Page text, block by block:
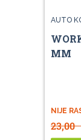
AUTO
MM
NIJE
23,00